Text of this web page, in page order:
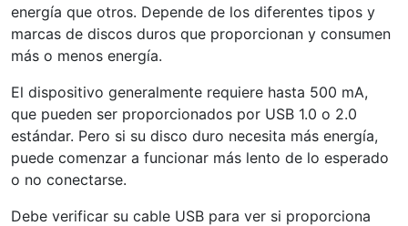
energía que otros. Depende de los diferentes tipos y
marcas de discos duros que proporcionan y consumen
más o menos energía.
El dispositivo generalmente requiere hasta 500 mA,
que pueden ser proporcionados por USB 1.0 o 2.0
estándar. Pero si su disco duro necesita más energía,
puede comenzar a funcionar más lento de lo esperado
o no conectarse.
Debe verificar su cable USB para ver si proporciona